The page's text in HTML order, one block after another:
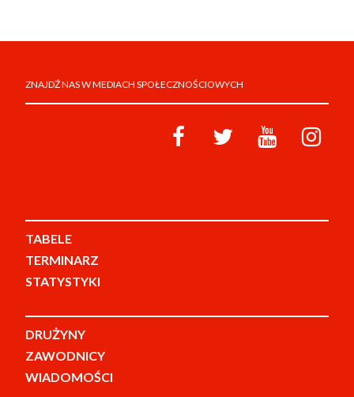
ZNAJDŹ NAS W MEDIACH SPOŁECZNOŚCIOWYCH
TABELE
TERMINARZ
STATYSTYKI
DRUŻYNY
ZAWODNICY
WIADOMOŚCI